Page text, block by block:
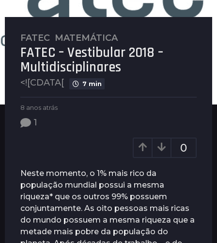
8
a
n
o
s
t
r
n
o
s
a
t
r
FATEC ,MATEMÁTICA
FATEC – Vestibular 2018 –
Multidisciplinares
<![CDATA[ 7 min
b
P
s
8 anos atrás
r
1
0
Neste momento, o 1% mais rico da
população mundial possui a mesma
riqueza* que os outros 99% possuem
conjuntamente. As oito pessoas mais ricas
do mundo possuem a mesma riqueza que a
metade mais pobre da população do